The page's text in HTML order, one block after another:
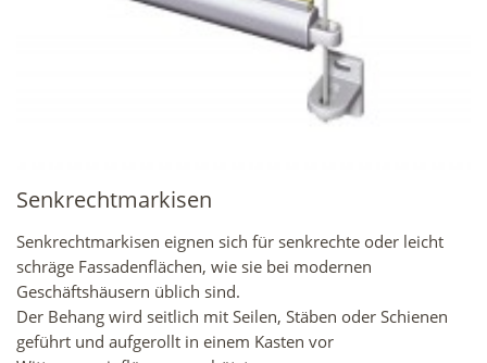
Senkrechtmarkisen
Senkrechtmarkisen eignen sich für senkrechte oder leicht
schräge Fassadenflächen, wie sie bei modernen
Geschäftshäusern üblich sind.
Der Behang wird seitlich mit Seilen, Stäben oder Schienen
geführt und aufgerollt in einem Kasten vor